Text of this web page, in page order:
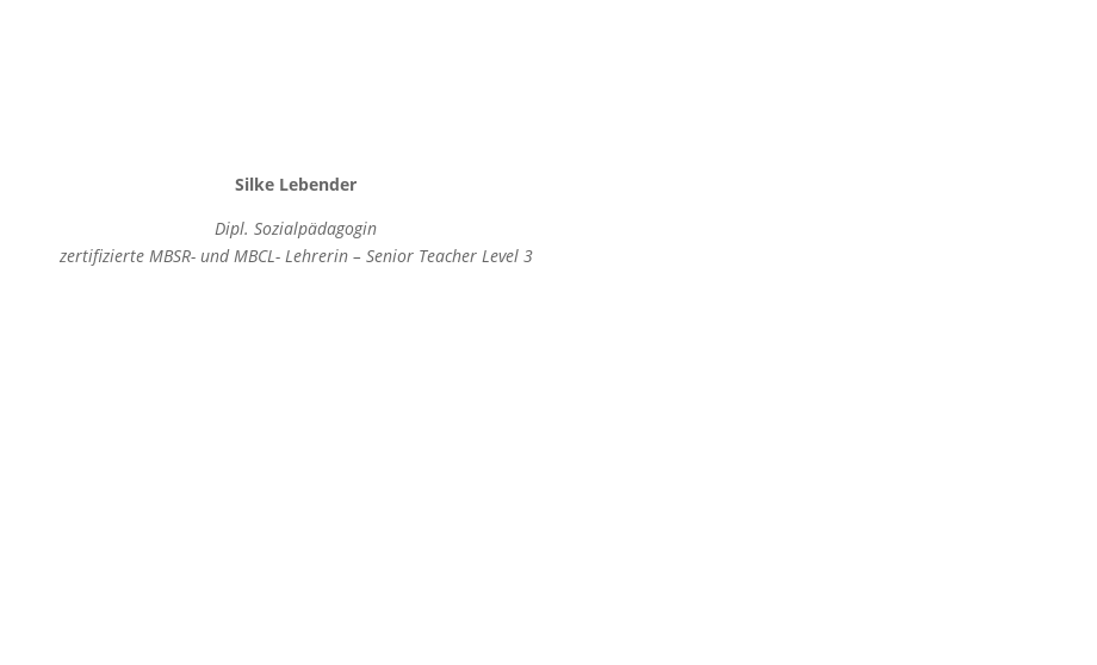
Silke Lebender
Dipl. Sozialpädagogin
zertifizierte MBSR- und MBCL- Lehrerin – Senior Teacher Level 3